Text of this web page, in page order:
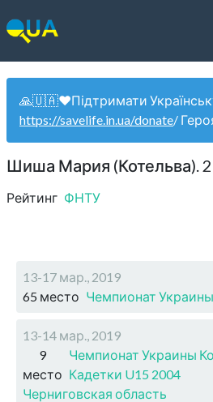
🙏🇺🇦❤️Підтримати
https://savelife.in.ua/donate/
Шиша Мария (Котельва).
Рейтинг ФНТУ
13-17 мар., 2019
65 место Чемпионат
13-14 мар., 2019
9
место
Чемпионат Украины
Кадетки U15 2004
Черниговская область